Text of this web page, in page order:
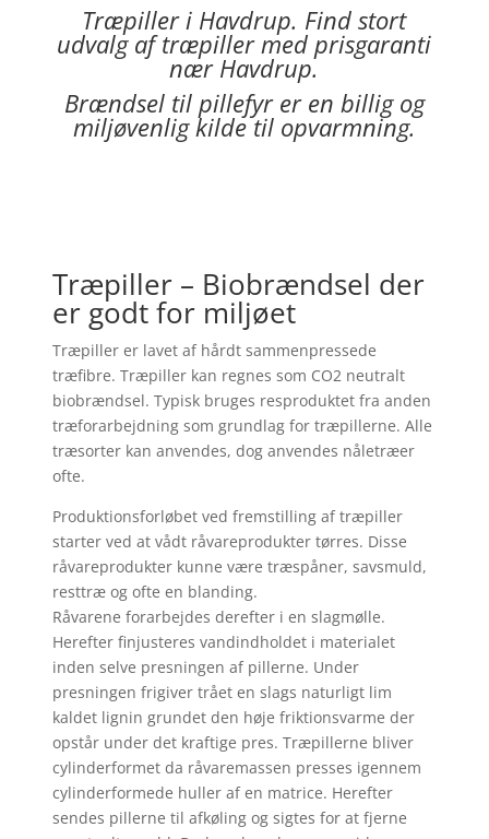
Træpiller i Havdrup. Find stort
udvalg af træpiller med prisgaranti
nær Havdrup.
Brændsel til pillefyr er en billig og
miljøvenlig kilde til opvarmning.
Træpiller – Biobrændsel der
er godt for miljøet
Træpiller er lavet af hårdt sammenpressede
træfibre. Træpiller kan regnes som CO2 neutralt
biobrændsel. Typisk bruges resproduktet fra anden
træforarbejdning som grundlag for træpillerne. Alle
træsorter kan anvendes, dog anvendes nåletræer
ofte.
Produktionsforløbet ved fremstilling af træpiller
starter ved at vådt råvareprodukter tørres. Disse
råvareprodukter kunne være træspåner, savsmuld,
resttræ og ofte en blanding.
Råvarene forarbejdes derefter i en slagmølle.
Herefter finjusteres vandindholdet i materialet
inden selve presningen af pillerne. Under
presningen frigiver trået en slags naturligt lim
kaldet lignin grundet den høje friktionsvarme der
opstår under det kraftige pres. Træpillerne bliver
cylinderformet da råvaremassen presses igennem
cylinderformede huller af en matrice. Herefter
sendes pillerne til afkøling og sigtes for at fjerne